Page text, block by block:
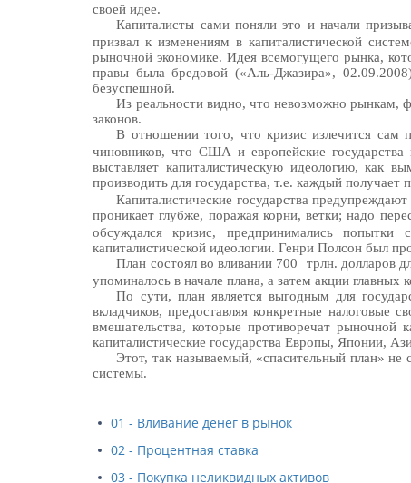
своей идее.
Капиталисты сами поняли это и начали
призвал к изменениям в капиталистической
рыночной экономике. Идея всемогущего рынка,
правы была бредовой («Аль-Джазира»,
безуспешной.
Из реальности видно, что невозможно рынкам,
законов.
В отношении того, что кризис излечится сам
чиновников, что США и европейские
выставляет капиталистическую идеологию,
производить для государства, т.е. каждый получает
Капиталистические государства
проникает глубже, поражая корни, ветки; надо
обсуждался кризис, предпринимались попытки
капиталистической идеологии. Генри Полсон был
План состоял во вливании 700
трлн. долларов
упоминалось в начале плана, а затем акции главных
По сути, план является выгодным для
вкладчиков, предоставляя конкретные налоговые
вмешательства, которые противоречат
капиталистические государства Европы, Японии,
Этот, так называемый, «спасительный план»
системы.
01 - Вливание денег в рынок
02 - Процентная ставка
03 - Покупка неликвидных активов